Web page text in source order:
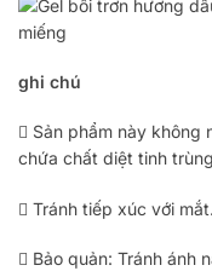
ghi chú
 Sản phẩm này không
chứa chất diệt tinh
 Tránh tiếp xúc với mắt.
 Bảo quản: Tránh ánh